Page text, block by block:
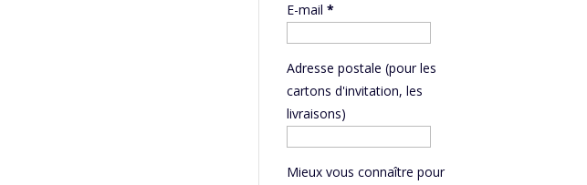
E-mail*
Adresse postale (pour les
cartons d'invitation, les
livraisons)
Mieux vous connaître pour